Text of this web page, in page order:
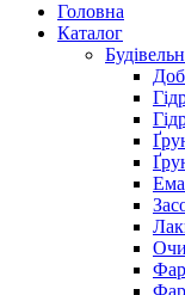
Головна
Каталог